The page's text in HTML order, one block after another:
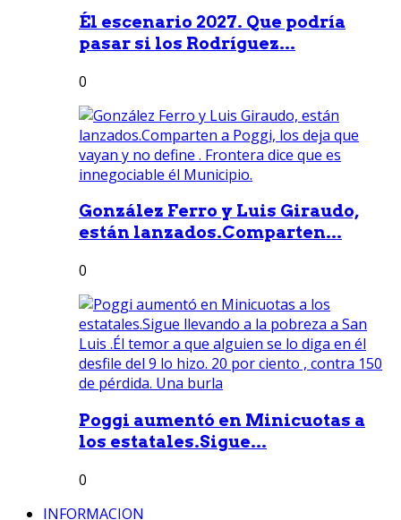
Él escenario 2027. Que podría
pasar si los Rodríguez...
0
González Ferro y Luis Giraudo,
están lanzados.Comparten...
0
Poggi aumentó en Minicuotas a
los estatales.Sigue...
0
INFORMACION